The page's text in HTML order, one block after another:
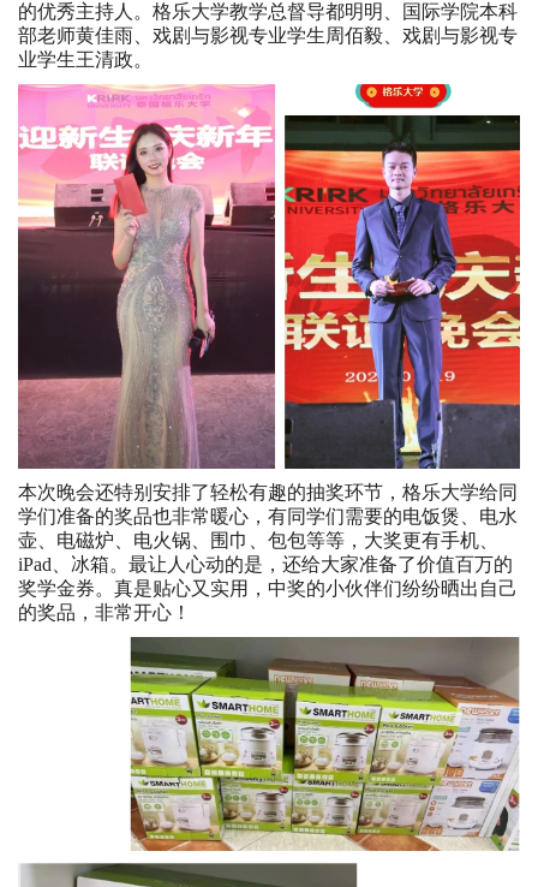
的优秀主持人。格乐大学教学总督导都明明、国际学院本科
部老师黄佳雨、戏剧与影视专业学生周佰毅、戏剧与影视专
业学生王清政。
本次晚会还特别安排了轻松有趣的抽奖环节，格乐大学给同
学们准备的奖品也非常暖心，有同学们需要的电饭煲、电水
壶、电磁炉、电火锅、围巾、包包等等，大奖更有手机、
iPad、冰箱。最让人心动的是，还给大家准备了价值百万的
奖学金券。真是贴心又实用，中奖的小伙伴们纷纷晒出自己
的奖品，非常开心！